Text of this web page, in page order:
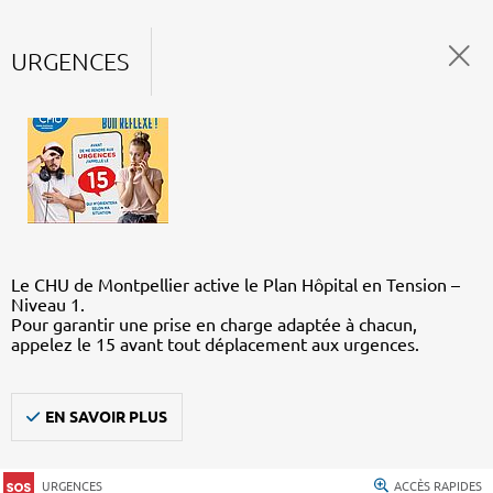
URGENCES
Le CHU de Montpellier active le Plan Hôpital en Tension –
Niveau 1.
Pour garantir une prise en charge adaptée à chacun,
appelez le 15 avant tout déplacement aux urgences.
EN SAVOIR PLUS
URGENCES ACCÈS RAPIDES